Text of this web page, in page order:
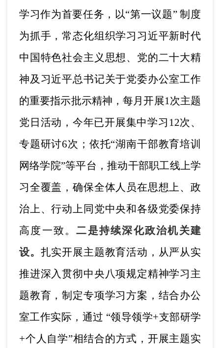
学习作为首要任务，以“第一议题” 制度
为抓手，常态化组织学习习近平新时代
中国特色社会主义思想、党的二十大精
神及习近平总书记关于党委办公室工作
的重要指示批示精神，每月开展1次主题
党日活动，今年已开展集中学习12次、
专题研讨6次；依托“湖南干部教育培训
网络学院”等平台，推动干部职工线上学
习全覆盖，确保全体人员在思想上、政
治上、行动上同党中央和各级党委保持
高度一致。二是持续深化政治机关建
设。 扎实开展主题教育活动，从严从实
推进深入贯彻中央八项规定精神学习主
题教育，制定专项学习方案，结合办公
室工作实际，通过 “领导领学+支部研学
+个人自学”相结合的方式，开展主题实